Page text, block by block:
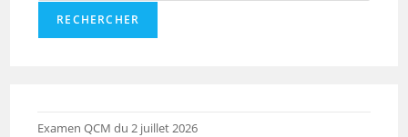
RECHERCHER
Examen QCM du 2 juillet 2026